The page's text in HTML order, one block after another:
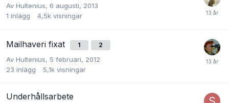
Av Hultenius, 6 augusti, 2013
1 inlägg 4,5k visningar
Mailhaveri fixat 1 2
Av Hultenius, 5 februari, 2012
23 inlägg 5,1k visningar
Underhållsarbete